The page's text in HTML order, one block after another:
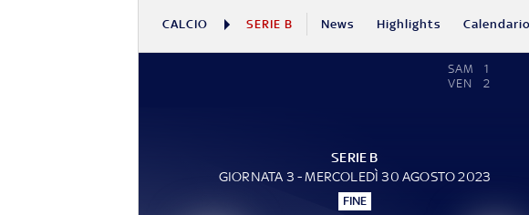
CALCIO SERIE B News Highlights
SAM
1
VEN
2
SERIE B
GIORNATA 3 - MERCOLEDÌ 30 AGOSTO 2023
FINE